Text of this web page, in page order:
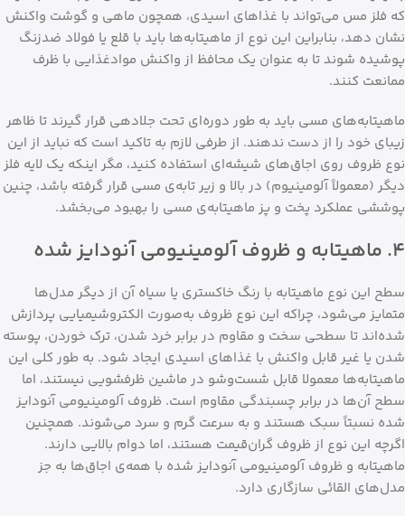
که فلز مس می‌تواند با غذاهای اسیدی، همچون ماهی و گوشت واکنش
نشان دهد، بنابراین این نوع از ماهیتابه‌ها باید با قلع یا فولاد ضدزنگ
پوشیده شوند تا به عنوان یک محافظ از واکنش موادغذایی با ظرف
ممانعت کنند.
ماهیتابه‌های مسی باید به طور دوره‌ای تحت جلادهی قرار گیرند تا ظاهر
زیبای خود را از دست ندهند. از طرفی لازم به تاکید است که نباید از این
نوع ظروف روی اجاق‌های شیشه‌ای استفاده کنید، مگر اینکه یک لایه فلز
دیگر (معمولاً آلومینیوم) در بالا و زیر تابه‌ی مسی قرار گرفته باشد، چنین
پوششی عملکرد پخت و پز ماهیتابه‌ی مسی را بهبود می‌بخشد.
۴. ماهیتابه و ظروف آلومینیومی آنودایز شده
سطح این نوع ماهیتابه با رنگ خاکستری یا سیاه آن از دیگر مدل‌ها
متمایز می‌شود، چراکه این نوع ظروف به‌صورت الکتروشیمیایی پردازش
شده‌اند تا سطحی سخت و مقاوم در برابر خرد شدن، ترک خوردن، پوسته
شدن یا غیر قابل واکنش با غذاهای اسیدی ایجاد شود. به طور کلی این
ماهیتابه‌ها معمولا قابل شست‌وشو در ماشین ظرفشویی نیستند، اما
سطح آن‌ها در برابر چسبندگی مقاوم است. ظروف آلومینیومی آنودایز
شده نسبتاً سبک هستند و به سرعت گرم و سرد می‌شوند. همچنین
اگرچه این نوع از ظروف گران‌قیمت هستند، اما دوام بالایی دارند.
ماهیتابه و ظروف آلومینیومی آنودایز شده با همه‌ی اجاق‌ها به جز
مدل‌های القائی سازگاری دارد.